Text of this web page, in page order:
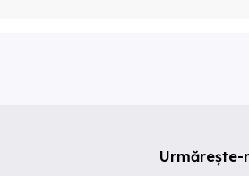
Urmărește-